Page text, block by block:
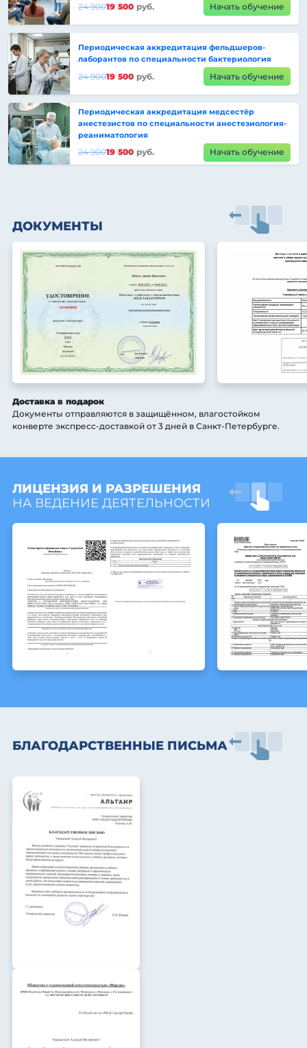
24 90019 500 руб. Начать обучение
Периодическая аккредитация фельдшеров-
лаборантов по специальности бактериология
24 90019 500 руб. Начать обучение
Периодическая аккредитация медсестёр
анестезистов по специальности анестезиология-
реаниматология
24 90019 500 руб. Начать обучение
ДОКУМЕНТЫ
Доставка в подарок
Документы отправляются в защищённом, влагостойком
конверте экспресс-доставкой от 3 дней в Санкт-Петербурге.
ЛИЦЕНЗИЯ И РАЗРЕШЕНИЯ
НА ВЕДЕНИЕ ДЕЯТЕЛЬНОСТИ
БЛАГОДАРСТВЕННЫЕ ПИСЬМА